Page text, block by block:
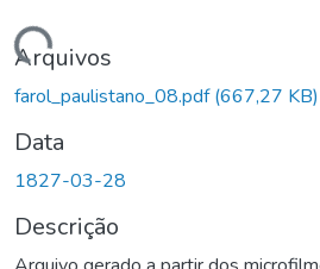
Arquivos
farol_paulistano_08.pdf(667,27 KB)
Data
1827-03-28
Descrição